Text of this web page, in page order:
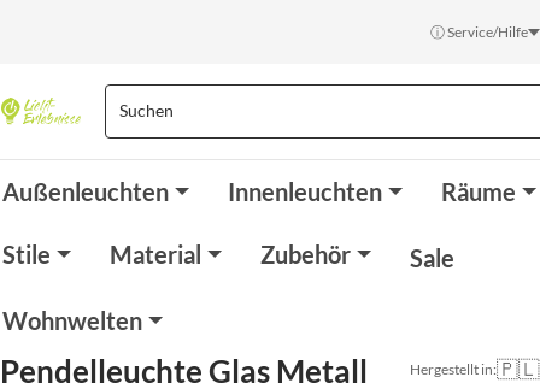
ⓘ Service/Hilfe
Außenleuchten Innenleuchten Räume
Stile Material Zubehör Sale
Wohnwelten
Pendelleuchte Glas Metall
Hergestellt in:🇵🇱